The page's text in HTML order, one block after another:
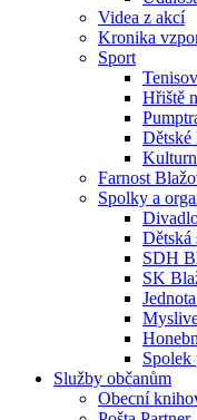
Videa z akcí
Kronika
Sport
Hřiště
Dětské
Farnost
Spolky a
SDH
SK
Spolek
Služby občanům
Obecní